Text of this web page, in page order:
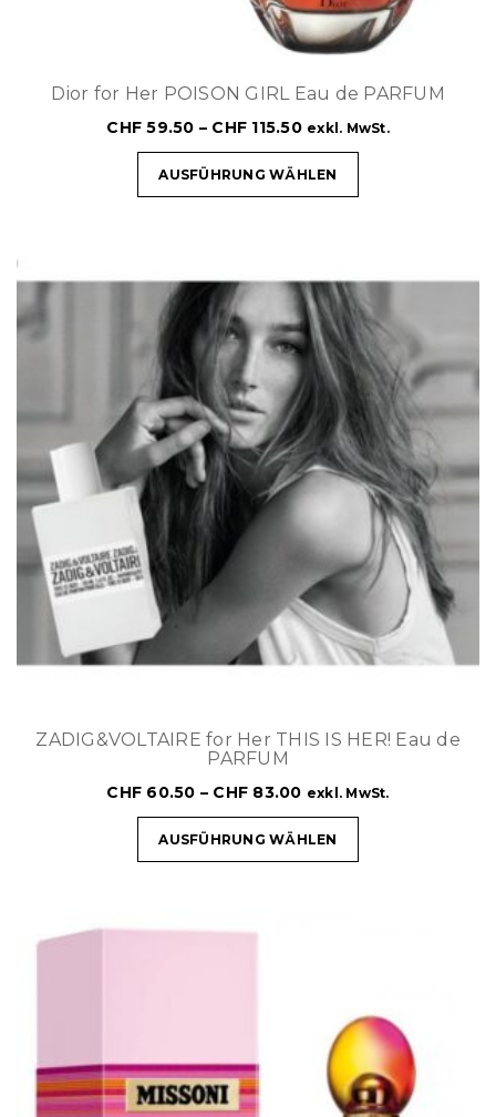
Dior for Her POISON GIRL Eau de PARFUM
CHF 59.50 – CHF 115.50 exkl. MwSt.
AUSFÜHRUNG WÄHLEN
ZADIG&VOLTAIRE for Her THIS IS HER! Eau de
PARFUM
CHF 60.50 – CHF 83.00 exkl. MwSt.
AUSFÜHRUNG WÄHLEN